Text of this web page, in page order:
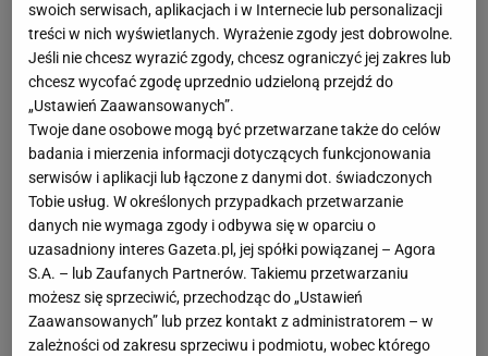
AdamMałyszwraz z żoną Izabelą doczekali się
jednego dziecka - córki Karoliny, która w
październiku skończyła 26 lat. Obecny prezes
Polskiego Związku Narciarskiego w ostatniej
rozmowie zEurosportemzdradził, że to właśnie ona
odpowiada za jego media społecznościowe. -
Wszystko, co wrzuca, jest za moją zgodą. Na
początku sam się tym zajmowałem, ale potem nie
miałem na to czasu. Moim zadaniem jest zrobienie
zdjęcia albo nagranie filmu. Ewentualnie córka
wysyła mi, co mam zrobić lub mnie nagrywa. Potem
swoich serwisach, aplikacjach i w Internecie lub personalizacji
treści w nich wyświetlanych. Wyrażenie zgody jest dobrowolne.
Jeśli nie chcesz wyrazić zgody, chcesz ograniczyć jej zakres lub
chcesz wycofać zgodę uprzednio udzieloną przejdź do
„Ustawień Zaawansowanych”.
Twoje dane osobowe mogą być przetwarzane także do celów
badania i mierzenia informacji dotyczących funkcjonowania
serwisów i aplikacji lub łączone z danymi dot. świadczonych
Tobie usług. W określonych przypadkach przetwarzanie
danych nie wymaga zgody i odbywa się w oparciu o
uzasadniony interes Gazeta.pl, jej spółki powiązanej – Agora
S.A. – lub Zaufanych Partnerów. Takiemu przetwarzaniu
możesz się sprzeciwić, przechodząc do „Ustawień
Zaawansowanych” lub przez kontakt z administratorem – w
zależności od zakresu sprzeciwu i podmiotu, wobec którego